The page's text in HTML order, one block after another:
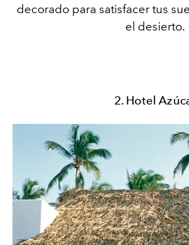
decorado para satisfacer tus
el desierto.
2. Hotel